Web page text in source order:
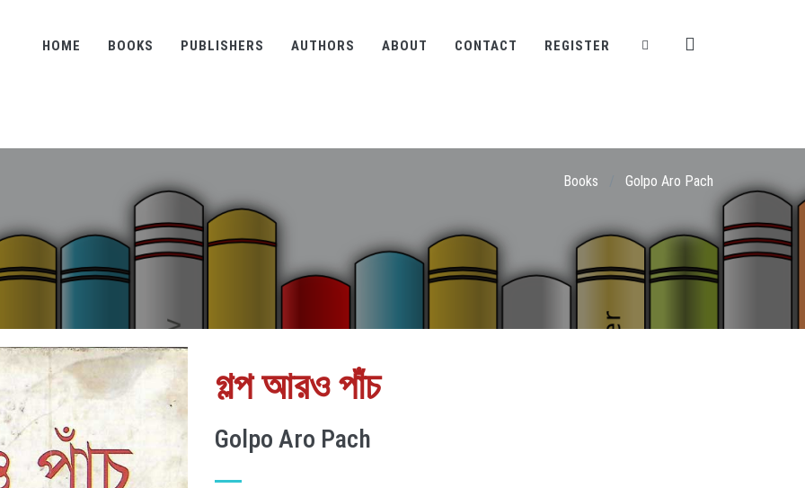
HOME BOOKS PUBLISHERS AUTHORS ABOUT CONTACT REGISTER
Books Golpo Aro Pach
গল্প আরও পাঁচ
Golpo Aro Pach